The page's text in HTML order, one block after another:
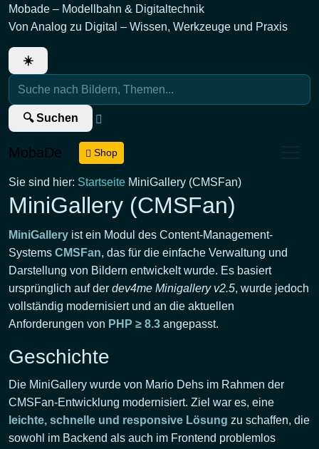
Mobade – Modellbahn & Digitaltechnik
Von Analog zu Digital – Wissen, Werkzeuge und Praxis
☀️
🔍 Suchen
MobaDe Shop
Sie sind hier: Startseite MiniGallery (CMSFan)
MiniGallery (CMSFan)
MiniGallery ist ein Modul des Content-Management-
Systems CMSFan, das für die einfache Verwaltung und
Darstellung von Bildern entwickelt wurde. Es basiert
ursprünglich auf der dev4me Minigallery v2.5, wurde jedoch
vollständig modernisiert und an die aktuellen
Anforderungen von PHP ≥ 8.3 angepasst.
Geschichte
Die MiniGallery wurde von Mario Dehs im Rahmen der
CMSFan-Entwicklung modernisiert. Ziel war es, eine
leichte, schnelle und responsive Lösung zu schaffen, die
sowohl im Backend als auch im Frontend problemlos